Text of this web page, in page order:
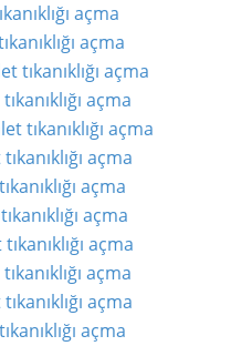
açma
açma
tıkanıklığı açma
açma
tıkanıklığı açma
açma
açma
açma
açma
açma
açma
açma